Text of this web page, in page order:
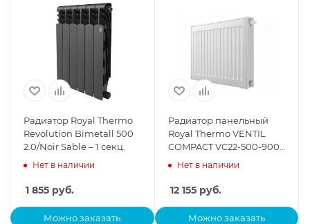
Радиатор Royal Thermo
Revolution Bimetall 500
2.0/Noir Sable – 1 секц.
Нет в наличии
1 855 руб.
Можно заказать
Радиатор панельный
Royal Thermo VENTIL
COMPACT VC22-500-900
RAL9016
Нет в наличии
12 155руб.
Можно заказать